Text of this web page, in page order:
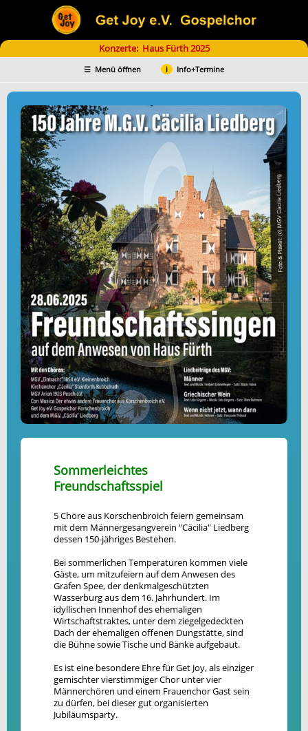
Konzerte: Haus Fürth 2025
Menü öffnen Info+Termine
Sommerleichtes
Freundschaftsspiel
5 Chöre aus Korschenbroich feiern gemeinsam
mit dem Männergesangverein "Cäcilia" Liedberg
dessen 150-jähriges Bestehen.
Bei sommerlichen Temperaturen kommen viele
Gäste, um mitzufeiern auf dem Anwesen des
Grafen Spee, der denkmalgeschützten
Wasserburg aus dem 16. Jahrhundert. Im
idyllischen Innenhof des ehemaligen
Wirtschaftstraktes, unter dem ziegelgedeckten
Dach der ehemaligen offenen Dungstätte, sind
die Bühne sowie Tische und Bänke aufgebaut.
Es ist eine besondere Ehre für Get Joy, als einziger
gemischter vierstimmiger Chor unter vier
Männerchören und einem Frauenchor Gast sein
zu dürfen, bei dieser gut organisierten
Jubiläumsparty.